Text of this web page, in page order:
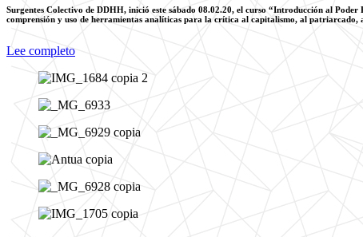
Surgentes Colectivo de DDHH, inició este sábado 08.02.20, el curso “Introducción al
comprensión y uso de herramientas analíticas para la crítica al capitalismo, al
Lee completo